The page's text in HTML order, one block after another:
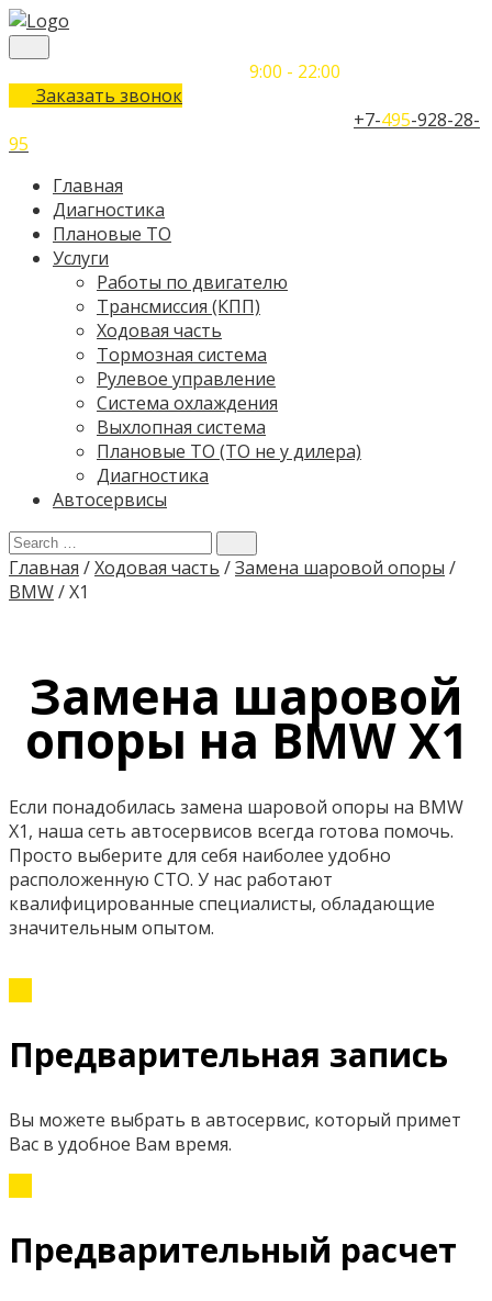
9:00 - 22:00
Заказать звонок
+7-495-928-28-
95
Главная
Диагностика
Плановые ТО
Услуги
Работы по двигателю
Трансмиссия (КПП)
Ходовая часть
Тормозная система
Рулевое управление
Система охлаждения
Выхлопная система
Плановые ТО (ТО не у дилера)
Диагностика
Автосервисы
Главная /Ходовая часть /Замена шаровой опоры /
BMW/X1
Замена шаровой
опоры на BMW X1
Если понадобилась замена шаровой опоры на BMW
X1, наша сеть автосервисов всегда готова помочь.
Просто выберите для себя наиболее удобно
расположенную СТО. У нас работают
квалифицированные специалисты, обладающие
значительным опытом.
Предварительная запись
Вы можете выбрать в автосервис, который примет
Вас в удобное Вам время.
Предварительный расчет